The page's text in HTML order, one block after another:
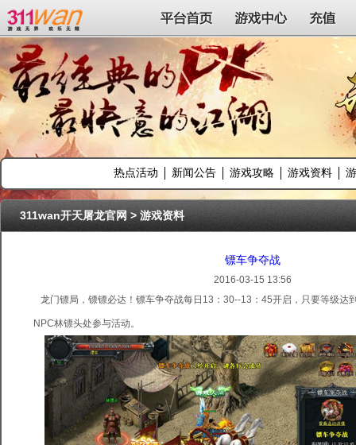
311wan平台 平台首页 游戏中心 充值
热点活动 新闻公告 游戏攻略 游戏资料
311wan开天屠龙官网>游戏资料
镖车争夺战
2016-03-15 13:56
龙门镖局，镖镖必达！镖车争夺战每日13：30--13：45开启，只要等级达
NPC林镖头处参与活动。